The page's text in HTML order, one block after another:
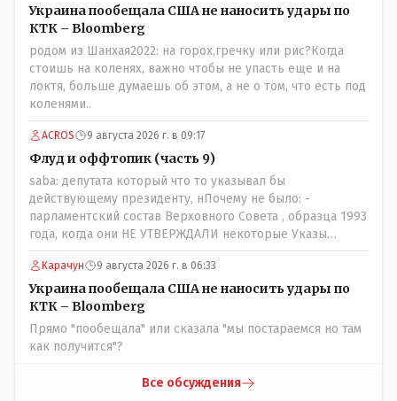
которые развернулись потом на 180 или 360 градусов,
посмотрев на того, как он не сдался, но ты же там сам
живешь и многое знаешь о тех, на кого работаешь.. Это
просто прагматизм и ничего личного. Победим мы, они
встанут под нас и наоборот и все это понимают..
Украина пообещала США не наносить удары по
КТК – Bloomberg
родом из Шанхая2022: на горох,гречку или рис?Когда
стоишь на коленях, важно чтобы не упасть еще и на
локтя, больше думаешь об этом, а не о том, что есть под
коленями..
ACROS 9 августа 2026 г. в 09:17
Флуд и оффтопик (часть 9)
saba: депутата который что то указывал бы
действующему президенту, нПочему не было: -
парламентский состав Верховного Совета , образца 1993
года, когда они НЕ УТВЕРЖДАЛИ некоторые Указы
Назарбаева, особенно в части выборов и перевыборов и
некоторых вопросах внутренней политики, и тогда
Назарбай волевым Указом РАСПУСТИЛ этот бунтарский
состав. Имя - Серикболсын Абдильдин вам знакомо -
юывший секретарь ЦК КП Казахстана , впоследствии -
депутат Верховного Совета и Мажлиса и Председатель
партии коммунстов- он в то время и после и причём
НЕОДНОКРАТНО, указывал и многократно на недостатки
Назарбая и предлагал ему самому ДОБРОВОЛЬНО уйти с
Карачун 9 августа 2026 г. в 06:33
Украина пообещала США не наносить удары по
КТК – Bloomberg
Прямо "пообещала" или сказала "мы постараемся но там
как получится"?
Все обсуждения